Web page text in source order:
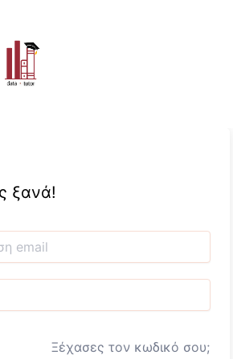
ξανά!
Ξέχασες τον κωδικό σου;